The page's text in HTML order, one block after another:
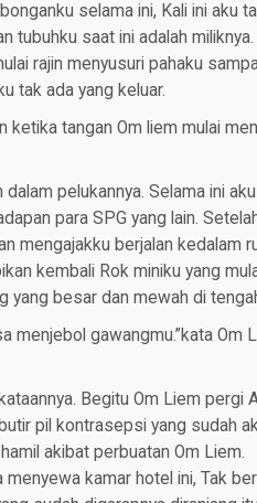
selama ini, Kali ini aku
tubuhku saat ini adalah
rajin menyusuri pahaku
tak ada yang keluar.
ketika tangan Om liem mulai
pelukannya. Selama ini
para SPG yang lain.
mengajakku berjalan kedalam
kembali Rok miniku yang
yang besar dan mewah di
menjebol gawangmu.”kata Om
Begitu Om Liem pergi
pil kontrasepsi yang sudah
akibat perbuatan Om Liem.
kamar hotel ini, Tak